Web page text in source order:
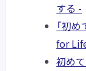
する -
「初
for
初め